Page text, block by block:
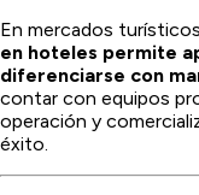
En mercados
en hoteles permite
diferenciarse con
contar con equipos
operación y
éxito.